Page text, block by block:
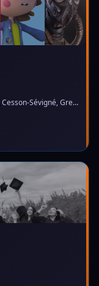
Aix-en-Provence, Annecy, Bordeaux, Caen, Cesson-Sévigné, Grenoble, Lille, Lyon, Montpellier, Nantes, Nice, Paris, Toulouse, Tours